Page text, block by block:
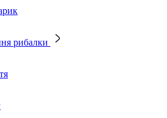
рибалки